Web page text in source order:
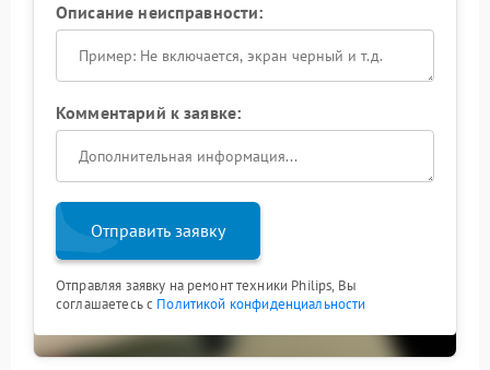
Описание неисправности:
Комментарий к заявке:
Отправить заявку
Отправляя заявку на ремонт техники Philips, Вы
соглашаетесь с Политикой конфиденциальности